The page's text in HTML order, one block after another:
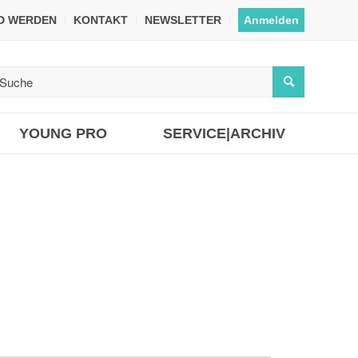
WERDEN KONTAKT NEWSLETTER Anmelden
YOUNG PRO SERVICE|ARCHIV